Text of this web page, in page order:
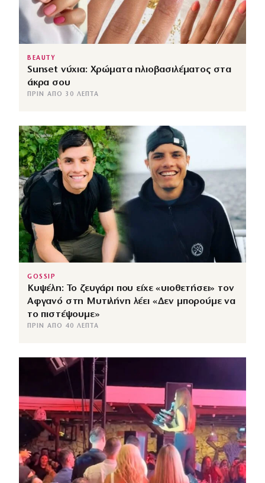
BEAUTY
Sunset νύχια: Χρώματα ηλιοβασιλέματος στα
άκρα σου
ΠΡΙΝ ΑΠΌ 30 ΛΕΠΤΆ
GOSSIP
Κυψέλη: Το ζευγάρι που είχε «υιοθετήσει» τον
Αφγανό στη Μυτιλήνη λέει «Δεν μπορούμε να
το πιστέψουμε»
ΠΡΙΝ ΑΠΌ 40 ΛΕΠΤΆ